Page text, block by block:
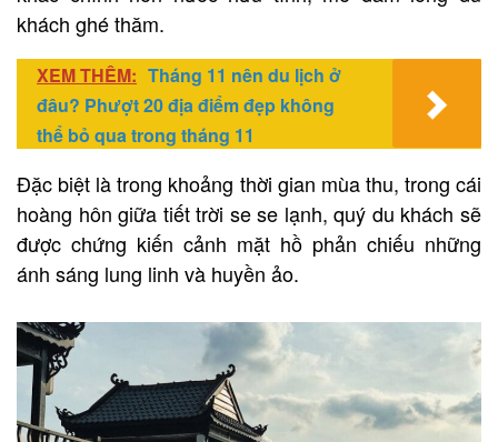
khách ghé thăm.
XEM THÊM: Tháng 11 nên du lịch ở
đâu? Phượt 20 địa điểm đẹp không
thể bỏ qua trong tháng 11
Đặc biệt là trong khoảng thời gian mùa thu, trong cái
hoàng hôn giữa tiết trời se se lạnh, quý du khách sẽ
được chứng kiến cảnh mặt hồ phản chiếu những
ánh sáng lung linh và huyền ảo.